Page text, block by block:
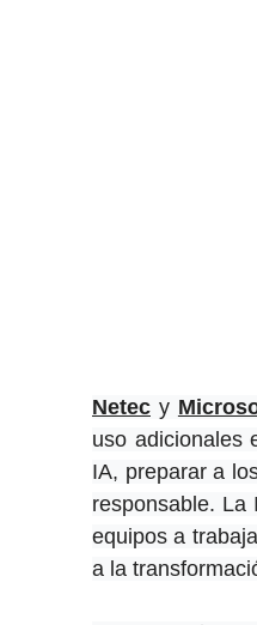
Netec y
uso adicionales
IA, preparar a
responsable. La
equipos a
a la